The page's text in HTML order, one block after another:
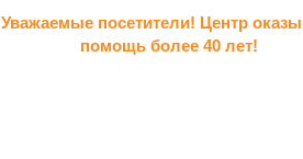
Уважаемые посетители! Центр
помощь более 40 лет!